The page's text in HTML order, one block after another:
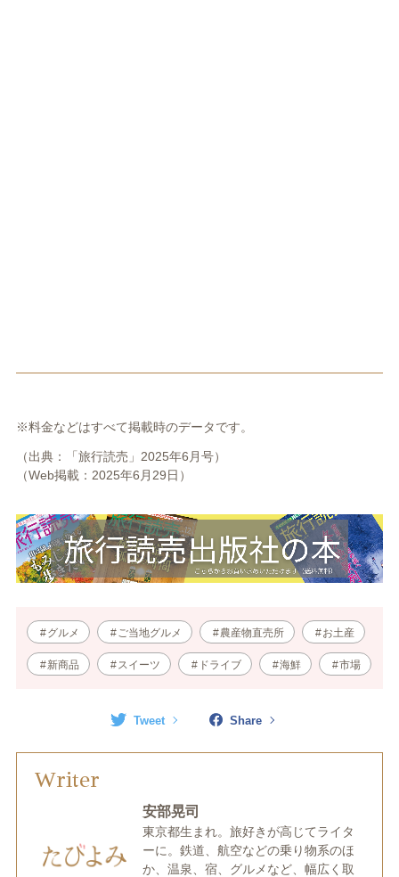
※料金などはすべて掲載時のデータです。
（出典：「旅行読売」2025年6月号）
（Web掲載：2025年6月29日）
グルメ ご当地グルメ 農産物直売所 お土産
新商品 スイーツ ドライブ 海鮮 市場
Tweet Share
Writer
安部晃司
東京都生まれ。旅好きが高じてライタ
ーに。鉄道、航空などの乗り物系のほ
か、温泉、宿、グルメなど、幅広く取